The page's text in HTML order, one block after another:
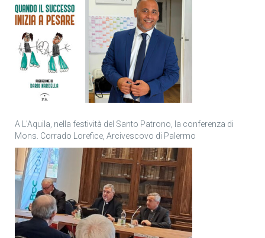
A L’Aquila, nella festività del Santo Patrono, la conferenza di
Mons. Corrado Lorefice, Arcivescovo di Palermo